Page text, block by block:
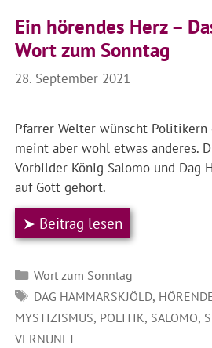
Ein hörendes Herz –
Wort zum Sonntag
28. September 2021
Pfarrer Welter wünscht Politikern
meint aber wohl etwas anderes.
Vorbilder König Salomo und Dag
auf Gott gehört.
➤ Beitrag lesen
Kategorien
Wort zum Sonntag
SCHLAGWÖRTER
DAG HAMMARSKJÖLD,
MYSTIZISMUS, POLITIK, SALOMO,
VERNUNFT